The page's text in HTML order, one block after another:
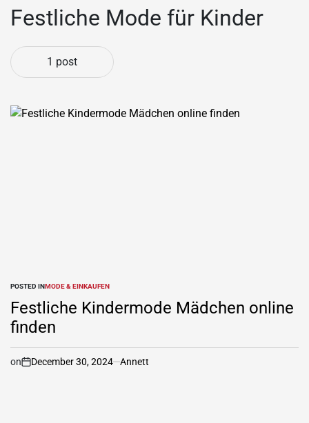
Festliche Mode für Kinder
1 post
POSTED INMODE & EINKAUFEN
Festliche Kindermode Mädchen online
finden
on December 30, 2024 Annett